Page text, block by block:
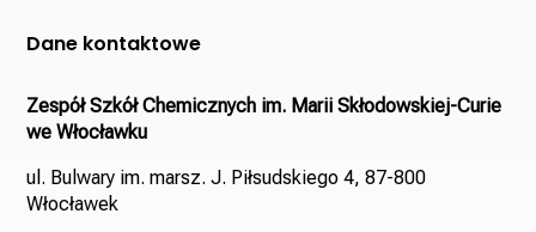
Dane kontaktowe
Zespół Szkół Chemicznych im. Marii Skłodowskiej-Curie
we Włocławku
ul. Bulwary im. marsz. J. Piłsudskiego 4, 87-800
Włocławek